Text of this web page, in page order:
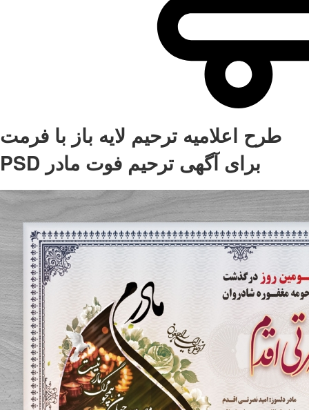
طرح اعلامیه ترحیم لایه باز با فرمت
PSD برای آگهی ترحیم فوت مادر